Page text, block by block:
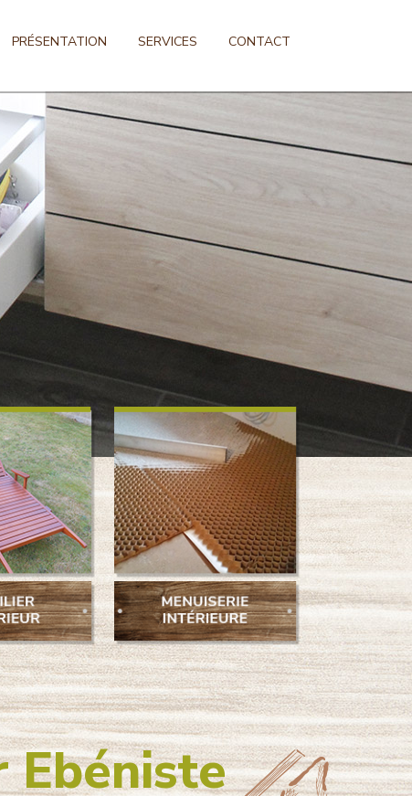
PRÉSENTATION SERVICES CONTACT